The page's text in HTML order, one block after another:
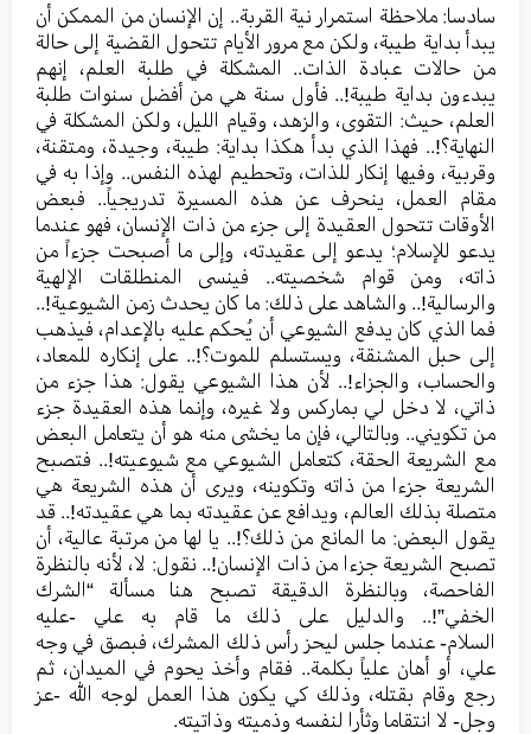
سادسا: ملاحظة استمرار نية القربة.. إن الإنسان من الممكن أن
يبدأ بداية طيبة، ولكن مع مرور الأيام تتحول القضية إلى حالة
من حالات عبادة الذات.. المشكلة في طلبة العلم، إنهم
يبدءون بداية طيبة!.. فأول سنة هي من أفضل سنوات طلبة
العلم، حيث: التقوى، والزهد، وقيام الليل، ولكن المشكلة في
النهاية؟!.. فهذا الذي بدأ هكذا بداية: طيبة، وجيدة، ومتقنة،
وقربية، وفيها إنكار للذات، وتحطيم لهذه النفس.. وإذا به في
مقام العمل، ينحرف عن هذه المسيرة تدريجياً.. فبعض
الأوقات تتحول العقيدة إلى جزء من ذات الإنسان، فهو عندما
يدعو للإسلام؛ يدعو إلى عقيدته، وإلى ما أصبحت جزءاً من
ذاته، ومن قوام شخصيته.. فينسى المنطلقات الإلهية
والرسالية!.. والشاهد على ذلك: ما كان يحدث زمن الشيوعية!..
فما الذي كان يدفع الشيوعي أن يُحكم عليه بالإعدام، فيذهب
إلى حبل المشنقة، ويستسلم للموت؟!.. على إنكاره للمعاد،
والحساب، والجزاء!.. لأن هذا الشيوعي يقول: هذا جزء من
ذاتي، لا دخل لي بماركس ولا غيره، وإنما هذه العقيدة جزء
من تكويني.. وبالتالي، فإن ما يخشى منه هو أن يتعامل البعض
مع الشريعة الحقة، كتعامل الشيوعي مع شيوعيته!.. فتصبح
الشريعة جزءا من ذاته وتكوينه، ويرى أن هذه الشريعة هي
متصلة بذلك العالم، ويدافع عن عقيدته بما هي عقيدته!.. قد
يقول البعض: ما المانع من ذلك؟!.. يا لها من مرتبة عالية، أن
تصبح الشريعة جزءا من ذات الإنسان!.. نقول: لا، لأنه بالنظرة
الفاحصة، وبالنظرة الدقيقة تصبح هنا مسألة “الشرك
الخفي”!.. والدليل على ذلك ما قام به علي -عليه
السلام- عندما جلس ليحز رأس ذلك المشرك، فبصق في وجه
علي، أو أهان علياً بكلمة.. فقام وأخذ يحوم في الميدان، ثم
رجع وقام بقتله، وذلك كي يكون هذا العمل لوجه الله -عز
وجل- لا انتقاما وثأرا لنفسه وذميته وذاتيته.